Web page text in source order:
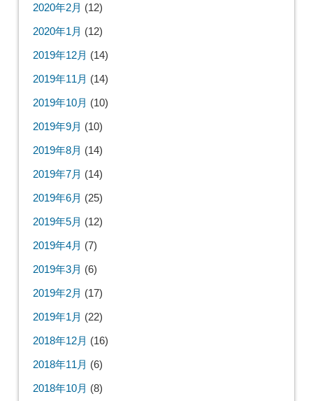
2020年2月 (12)
2020年1月 (12)
2019年12月 (14)
2019年11月 (14)
2019年10月 (10)
2019年9月 (10)
2019年8月 (14)
2019年7月 (14)
2019年6月 (25)
2019年5月 (12)
2019年4月 (7)
2019年3月 (6)
2019年2月 (17)
2019年1月 (22)
2018年12月 (16)
2018年11月 (6)
2018年10月 (8)